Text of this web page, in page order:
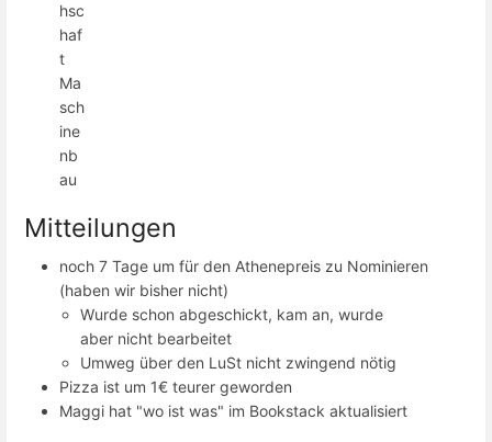
hsc
haf
t
Ma
sch
ine
nb
au
Mitteilungen
noch 7 Tage um für den Athenepreis zu Nominieren
(haben wir bisher nicht)
Wurde schon abgeschickt, kam an, wurde
aber nicht bearbeitet
Umweg über den LuSt nicht zwingend nötig
Pizza ist um 1€ teurer geworden
Maggi hat "wo ist was" im Bookstack aktualisiert